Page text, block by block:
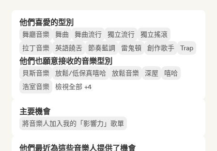
他們喜愛的型別
舞廳音樂 舞曲 舞曲流行 獨立流行
獨立搖滾
拉丁音樂
英語饒舌 節奏藍調 雷鬼頓 創作歌手 Trap
他們也願意接收的音樂型別
貝斯音樂 放鬆/低保真嘻哈 放鬆音樂 深屋
嘻哈
浩室音樂
檢視全部 +4
主要機會
將音樂人加入我的「影響力」歌單
他們最近為這些音樂人提供了機會